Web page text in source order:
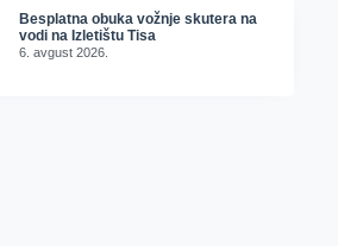
Besplatna obuka vožnje skutera na
vodi na Izletištu Tisa
6. avgust 2026.